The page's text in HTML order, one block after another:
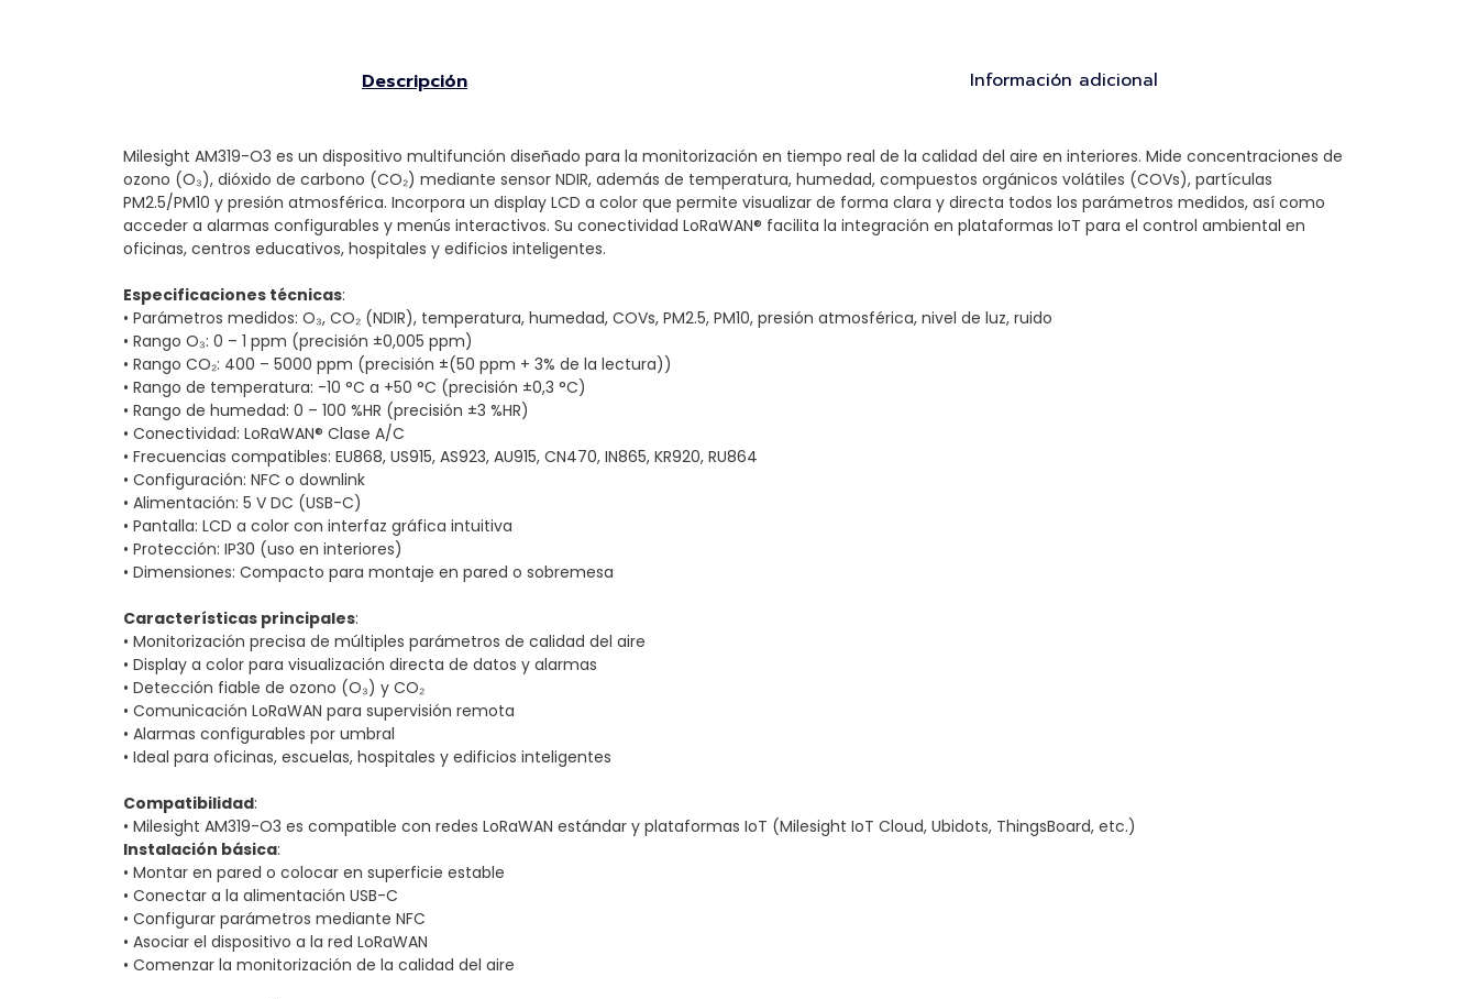
Descripción Información adicional
Milesight AM319-O3 es un dispositivo multifunción diseñado para la monitorización en tiempo real de la calidad del aire en interiores. Mide concentraciones de
ozono (O₃), dióxido de carbono (CO₂) mediante sensor NDIR, además de temperatura, humedad, compuestos orgánicos volátiles (COVs), partículas
PM2.5/PM10 y presión atmosférica. Incorpora un display LCD a color que permite visualizar de forma clara y directa todos los parámetros medidos, así como
acceder a alarmas configurables y menús interactivos. Su conectividad LoRaWAN® facilita la integración en plataformas IoT para el control ambiental en
oficinas, centros educativos, hospitales y edificios inteligentes.
Especificaciones técnicas:
• Parámetros medidos: O₃, CO₂ (NDIR), temperatura, humedad, COVs, PM2.5, PM10, presión atmosférica, nivel de luz, ruido
• Rango O₃: 0 – 1 ppm (precisión ±0,005 ppm)
• Rango CO₂: 400 – 5000 ppm (precisión ±(50 ppm + 3% de la lectura))
• Rango de temperatura: -10 °C a +50 °C (precisión ±0,3 °C)
• Rango de humedad: 0 – 100 %HR (precisión ±3 %HR)
• Conectividad: LoRaWAN® Clase A/C
• Frecuencias compatibles: EU868, US915, AS923, AU915, CN470, IN865, KR920, RU864
• Configuración: NFC o downlink
• Alimentación: 5 V DC (USB-C)
• Pantalla: LCD a color con interfaz gráfica intuitiva
• Protección: IP30 (uso en interiores)
• Dimensiones: Compacto para montaje en pared o sobremesa
Características principales:
• Monitorización precisa de múltiples parámetros de calidad del aire
• Display a color para visualización directa de datos y alarmas
• Detección fiable de ozono (O₃) y CO₂
• Comunicación LoRaWAN para supervisión remota
• Alarmas configurables por umbral
• Ideal para oficinas, escuelas, hospitales y edificios inteligentes
Compatibilidad:
• Milesight AM319-O3 es compatible con redes LoRaWAN estándar y plataformas IoT (Milesight IoT Cloud, Ubidots, ThingsBoard, etc.)
Instalación básica:
• Montar en pared o colocar en superficie estable
• Conectar a la alimentación USB-C
• Configurar parámetros mediante NFC
• Asociar el dispositivo a la red LoRaWAN
• Comenzar la monitorización de la calidad del aire